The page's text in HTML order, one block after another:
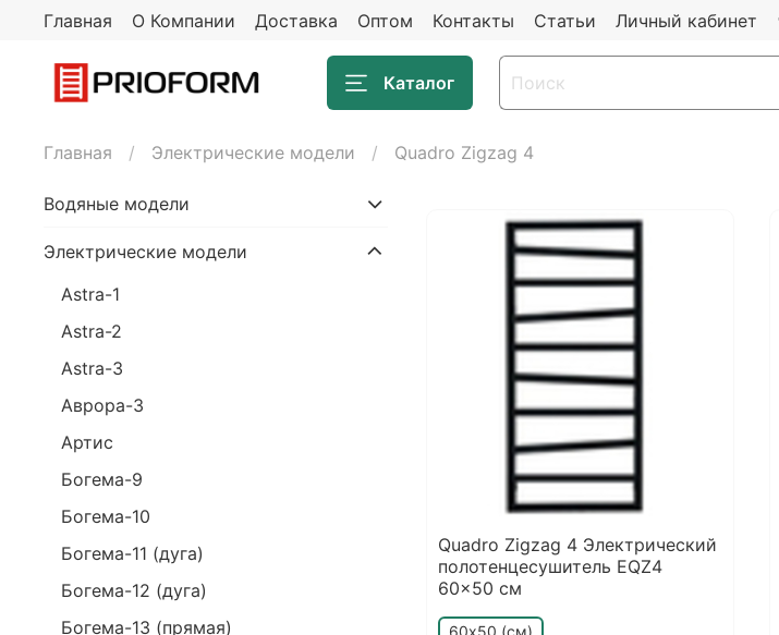
Главная О Компании Доставка Оптом Контакты Статьи Личный кабинет
Каталог
Главная Электрические модели Quadro Zigzag 4
Quadro Zigzag 4 Электрический
полотенцесушитель EQZ4
60x50 см
60х50 (см)
Водяные модели
Электрические модели
Astra-1
Astra-2
Astra-3
Аврора-3
Артис
Богема-9
Богема-10
Богема-11 (дуга)
Богема-12 (дуга)
Богема-13 (прямая)